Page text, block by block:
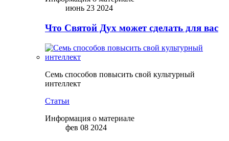
июнь 23 2024
Что Святой Дух может сделать для вас
Семь способов повысить свой культурный
интеллект
Статьи
Информация о материале
фев 08 2024